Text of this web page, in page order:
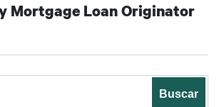
Mortgage Loan Originator